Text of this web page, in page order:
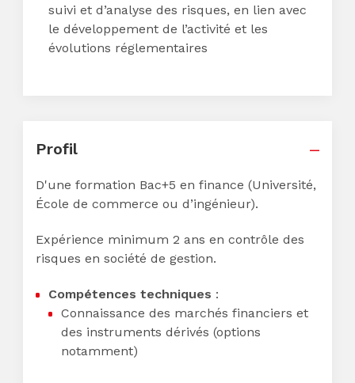
suivi et d’analyse des risques, en lien avec
le développement de l’activité et les
évolutions réglementaires
Profil
D'une formation Bac+5 en finance (Université,
École de commerce ou d’ingénieur).
Expérience minimum 2 ans en contrôle des
risques en société de gestion.
Compétences techniques :
Connaissance des marchés financiers et
des instruments dérivés (options
notamment)